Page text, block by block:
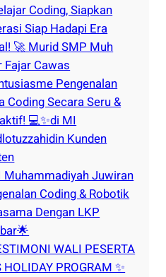
Coding, Siapkan
Siap Hadapi Era
🚀 Murid SMP Muh
Fajar Cawas
Pengenalan
Coding Secara Seru &
💻✨di MI
Kunden
Muhammadiyah Juwiran
Coding & Robotik
Dengan LKP
WALI PESERTA
HOLIDAY PROGRAM ✨